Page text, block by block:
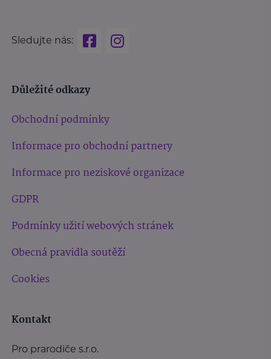
Sledujte nás:
Důležité odkazy
Obchodní podmínky
Informace pro obchodní partnery
Informace pro neziskové organizace
GDPR
Podmínky užití webových stránek
Obecná pravidla soutěží
Cookies
Kontakt
Pro prarodiče s.r.o.